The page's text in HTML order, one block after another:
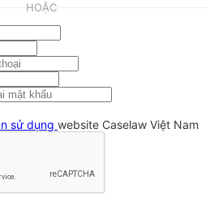
HOẶC
sử dụng website Caselaw Việt Nam